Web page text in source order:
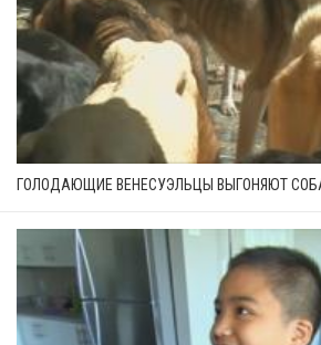
ГОЛОДАЮЩИЕ ВЕНЕСУЭЛЬЦЫ ВЫГОНЯЮТ